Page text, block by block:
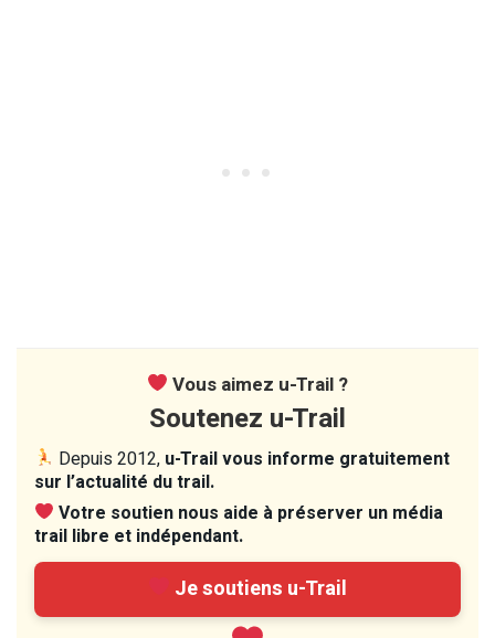
Vous aimez u-Trail ?
Soutenez u-Trail
Depuis 2012, u-Trail vous informe gratuitement
sur l’actualité du trail.
Votre soutien nous aide à préserver un média
trail libre et indépendant.
Je soutiens u-Trail